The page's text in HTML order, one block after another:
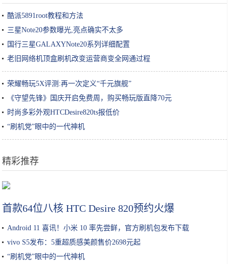
酷派5891root教程和方法
三星Note20参数曝光,亮点确实不太多
国行三星GALAXYNote20系列详细配置
老旧网络机顶盒刷机改变运营商变全网通过程
荣耀畅玩5X评测:再一次定义“千元旗舰”
《守望先锋》国庆开启免费周，购买畅玩版直降70元
时尚多彩外观HTCDesire820ts报低价
“刷机党”眼中的一代神机
精彩推荐
首款64位八核 HTC Desire 820预约火爆
Android 11 喜讯！小米 10 率先尝鲜，官方刷机包发布下载
vivo S5发布：5重超质感美颜售价2698元起
“刷机党”眼中的一代神机